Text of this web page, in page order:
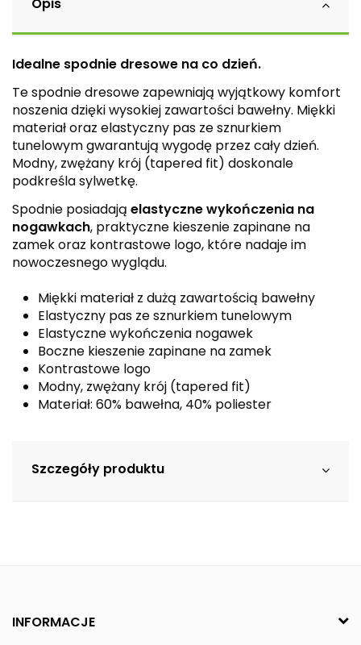
Idealne spodnie dresowe na co dzień.
Te spodnie dresowe zapewniają wyjątkowy komfort
noszenia dzięki wysokiej zawartości bawełny. Miękki
materiał oraz elastyczny pas ze sznurkiem
tunelowym gwarantują wygodę przez cały dzień.
Modny, zwężany krój (tapered fit) doskonale
podkreśla sylwetkę.
Spodnie posiadają elastyczne wykończenia na
nogawkach, praktyczne kieszenie zapinane na
zamek oraz kontrastowe logo, które nadaje im
nowoczesnego wyglądu.
Miękki materiał z dużą zawartością bawełny
Elastyczny pas ze sznurkiem tunelowym
Elastyczne wykończenia nogawek
Boczne kieszenie zapinane na zamek
Kontrastowe logo
Modny, zwężany krój (tapered fit)
Materiał: 60% bawełna, 40% poliester
Szczegóły produktu
INFORMACJE